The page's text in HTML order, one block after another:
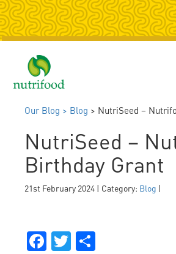
Our Blog > Blog > NutriSeed –
NutriSeed –
Birthday Grant
21st February 2024 | Category: Blog |
Facebook
Twitter